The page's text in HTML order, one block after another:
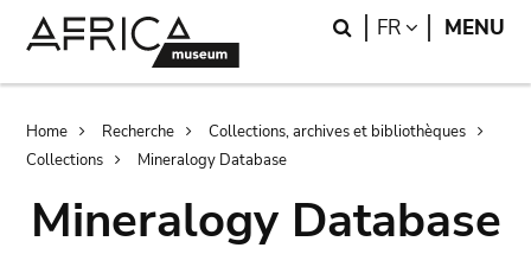
Search
FR LANGUAGE
MENU
Breadcrumb
Home Recherche
Collections, archives et bibliothèques
Collections
Mineralogy Database
Mineralogy Database